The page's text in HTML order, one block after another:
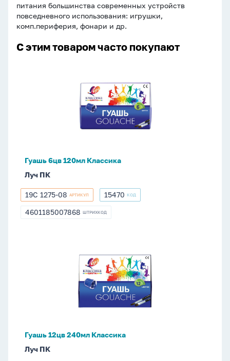
питания большинства современных устройств
повседневного использования: игрушки,
комп.периферия, фонари и др.
С этим товаром часто покупают
Гуашь 6цв 120мл Классика
Луч ПК
19С
1275-
19С 1275-08 АРТИКУЛ 15470
15470 КОД
4601185007868
4601185007868 ШТРИХКОД
Гуашь 12цв 240мл Классика
Луч ПК